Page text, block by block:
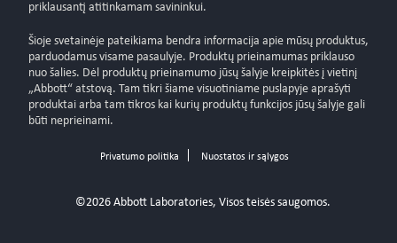
priklausantį atitinkamam savininkui.
Šioje svetainėje pateikiama bendra informacija apie mūsų produktus,
parduodamus visame pasaulyje. Produktų prieinamumas priklauso
nuo šalies. Dėl produktų prieinamumo jūsų šalyje kreipkitės į vietinį
„Abbott“ atstovą. Tam tikri šiame visuotiniame puslapyje aprašyti
produktai arba tam tikros kai kurių produktų funkcijos jūsų šalyje gali
būti neprieinami.
Privatumo politika Nuostatos ir sąlygos
©2026 Abbott Laboratories, Visos teisės saugomos.